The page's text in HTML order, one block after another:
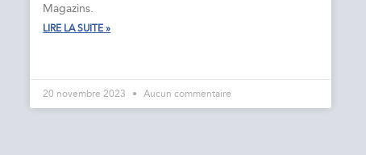
Magazins.
LIRE LA SUITE »
20 novembre 2023 Aucun commentaire